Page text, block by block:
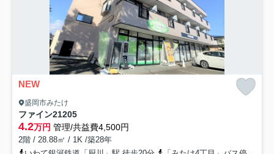
NEW
盛岡市みたけ
ファイン21205
4.2万円 管理/共益費4,500円
2階 / 28.88㎡ / 1K /築28年